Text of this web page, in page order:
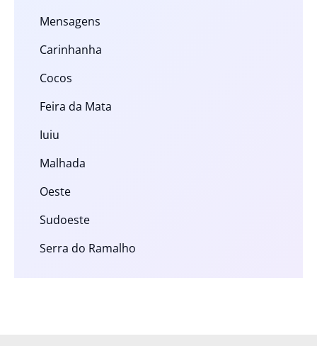
Mensagens
Carinhanha
Cocos
Feira da Mata
Iuiu
Malhada
Oeste
Sudoeste
Serra do Ramalho